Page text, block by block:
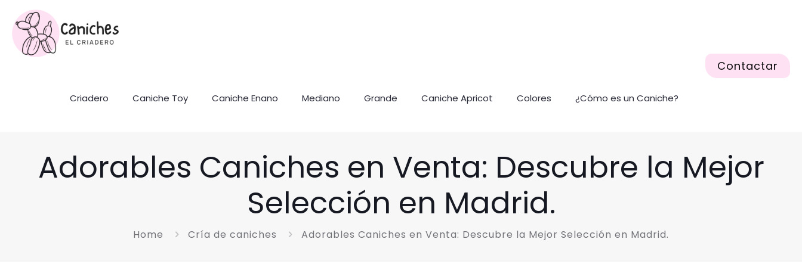
Criadero Caniche Toy Caniche Enano Mediano Grande Caniche Apricot Colores ¿Cómo es un Caniche?
Contactar
Adorables Caniches en Venta: Descubre la Mejor
Selección en Madrid.
Home Cría de caniches Adorables Caniches en Venta: Descubre la Mejor Selección en Madrid.